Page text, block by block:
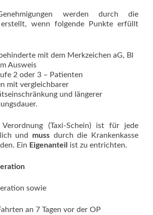
werden durch die
erstellt, wenn folgende Punkte erfüllt
mit dem Merkzeichen aG, Bl
Ausweis
2 oder 3 – Patienten
mit vergleichbarer
und längerer
Verordnung (Taxi-Schein) ist für jede
und muss durch die Krankenkasse
Ein Eigenanteil ist zu entrichten.
sowie
an 7 Tagen vor der OP